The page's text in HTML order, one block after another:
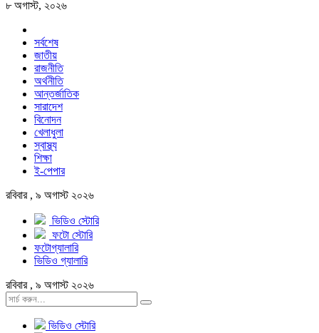
৮ অগাস্ট, ২০২৬
সর্বশেষ
জাতীয়
রাজনীতি
অর্থনীতি
আন্তর্জাতিক
সারাদেশ
বিনোদন
খেলাধুলা
স্বাস্থ্য
শিক্ষা
ই-পেপার
রবিবার , ৯ অগাস্ট ২০২৬
ভিডিও স্টোরি
ফটো স্টোরি
ফটোগ্যালারি
ভিডিও গ্যালারি
রবিবার , ৯ অগাস্ট ২০২৬
ভিডিও স্টোরি